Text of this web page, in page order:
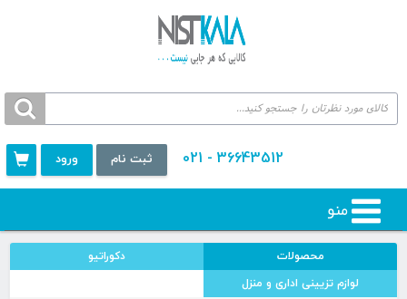
36643512 - 021 ثبت نام ورود
منو
محصولات
دكوراتيو
لوازم تزيينی اداری و منزل